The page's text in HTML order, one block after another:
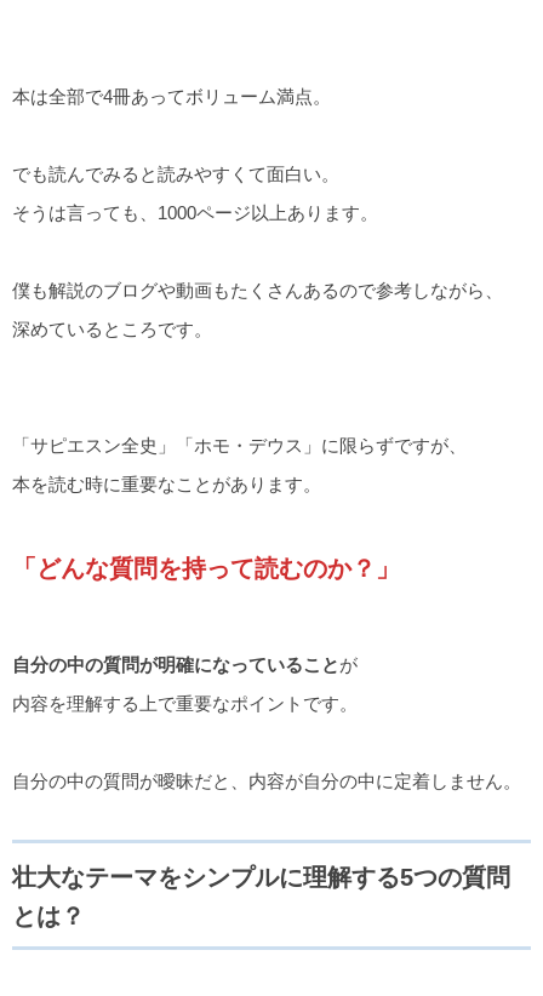
本は全部で4冊あってボリューム満点。
でも読んでみると読みやすくて面白い。
そうは言っても、1000ページ以上あります。
僕も解説のブログや動画もたくさんあるので参考しながら、
深めているところです。
「サピエスン全史」「ホモ・デウス」に限らずですが、
本を読む時に重要なことがあります。
「どんな質問を持って読むのか？」
自分の中の質問が明確になっていることが
内容を理解する上で重要なポイントです。
自分の中の質問が曖昧だと、内容が自分の中に定着しません。
壮大なテーマをシンプルに理解する5つの質問
とは？